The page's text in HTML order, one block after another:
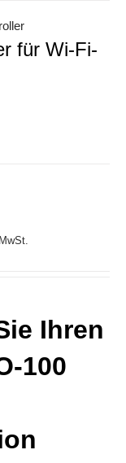
für Wi-Fi-
Ihren
100